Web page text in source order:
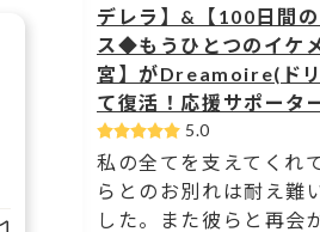
デレラ】&【100日間
ス◆もうひとつのイケ
宮】がDreamoire(ド
て復活！応援サポータ
5.0
私の全てを支えてくれ
らとのお別れは耐え難
した。また彼らと再会